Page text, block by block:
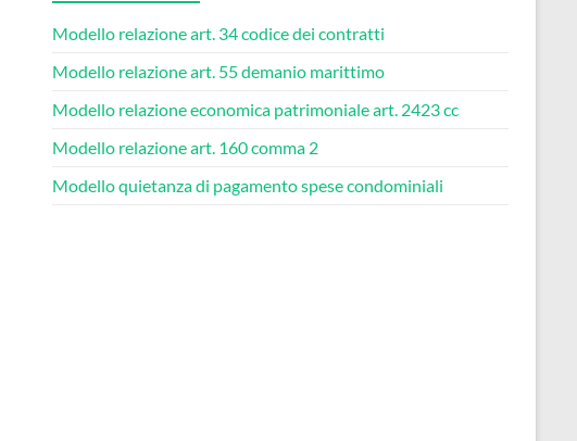
Modello relazione art. 34 codice dei contratti​
Modello relazione art. 55 demanio marittimo​
Modello relazione economica patrimoniale art. 2423 cc​
Modello relazione art. 160 comma 2​
Modello quietanza di pagamento spese condominiali​